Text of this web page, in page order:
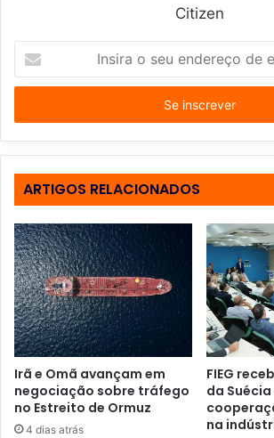
Citizen
s
r
a
e
n
d
e
r
e
ç
o
d
e
e
ARTIGOS RELACIONADOS
Irã e Omã avançam em
negociação sobre tráfego
no Estreito de Ormuz
4 dias atrás
FIEG
da
na